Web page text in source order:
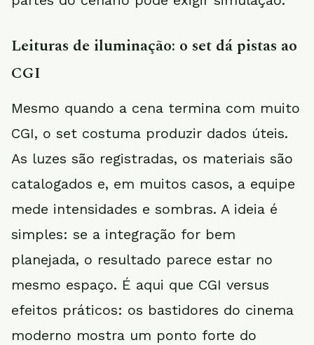
Leituras de iluminação: o set dá pistas ao
CGI
Mesmo quando a cena termina com muito
CGI, o set costuma produzir dados úteis.
As luzes são registradas, os materiais são
catalogados e, em muitos casos, a equipe
mede intensidades e sombras. A ideia é
simples: se a integração for bem
planejada, o resultado parece estar no
mesmo espaço. É aqui que CGI versus
efeitos práticos: os bastidores do cinema
moderno mostra um ponto forte do